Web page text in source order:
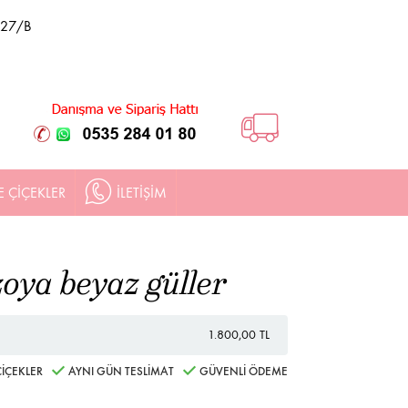
27/B
ÇİÇEKLER İLETİŞİM
beyaz güller
1.800,00 TL
AYNI GÜN TESLİMAT GÜVENLİ ÖDEME